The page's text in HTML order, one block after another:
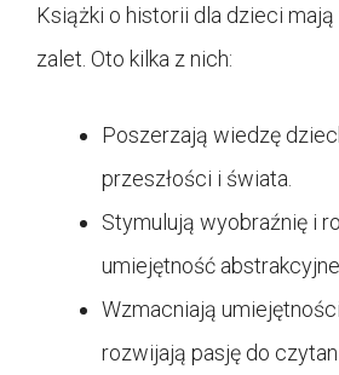
Książki o historii dla dzieci
zalet. Oto kilka z nich:
Poszerzają wiedzę
przeszłości i świata.
Stymulują wyobraźnię i
umiejętność
Wzmacniają
rozwijają pasję do